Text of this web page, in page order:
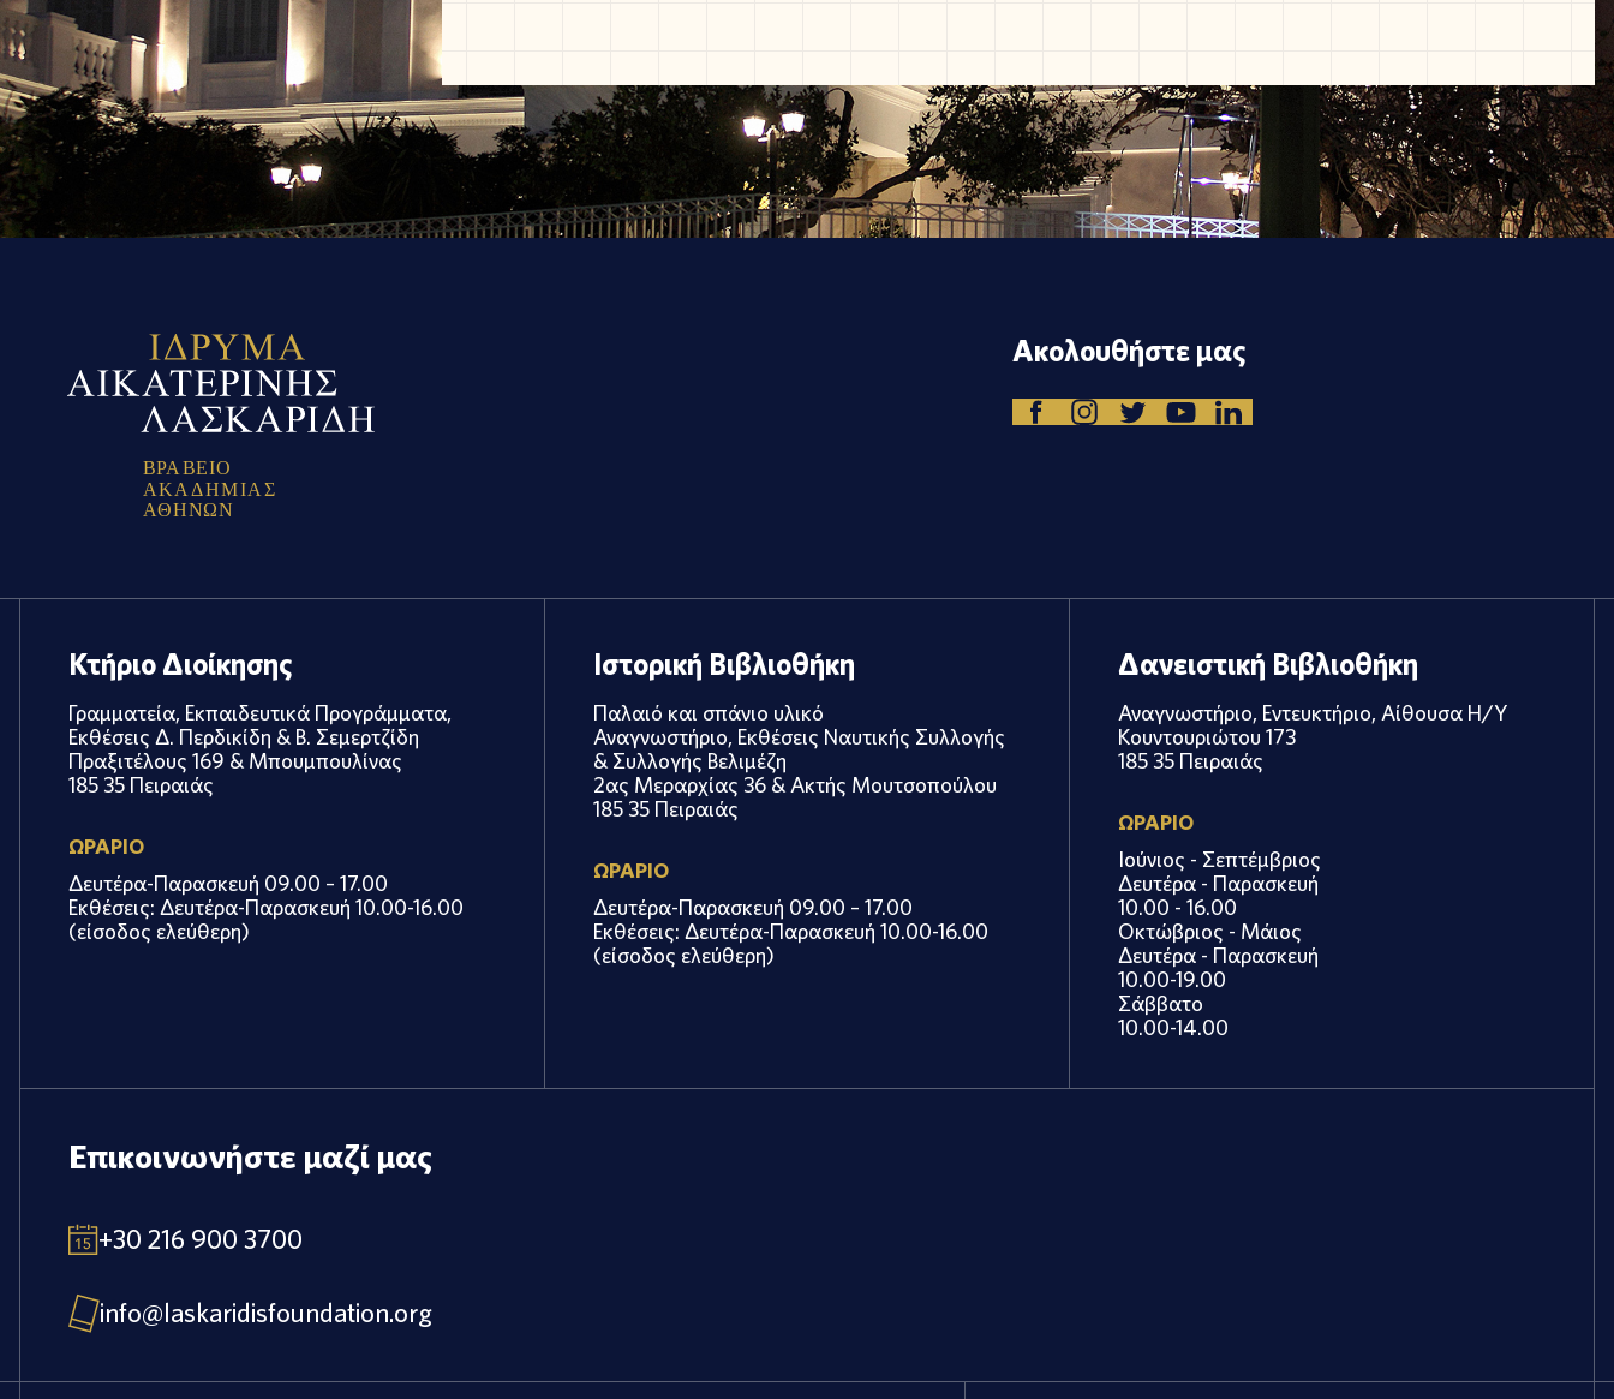
ΒΡΑ ΒΕΙΟ
ΑΚΑ ΔΗΜΙΑ Σ
ΑΘΗΝΩΝ
Ακολουθήστε μας
Κτήριο Διοίκησης
Γραμματεία, Εκπαιδευτικά Προγράμματα,
Εκθέσεις Δ. Περδικίδη & Β. Σεμερτζίδη
Πραξιτέλους 169 & Μπουμπουλίνας
185 35 Πειραιάς
ΩΡΑΡΙΟ
Δευτέρα-Παρασκευή 09.00 – 17.00
Εκθέσεις: Δευτέρα-Παρασκευή 10.00-16.00
(είσοδος ελεύθερη)
Ιστορική Βιβλιοθήκη
Παλαιό και σπάνιο υλικό
Αναγνωστήριο, Εκθέσεις Ναυτικής Συλλογής
& Συλλογής Βελιμέζη
2ας Μεραρχίας 36 & Ακτής Μουτσοπούλου
185 35 Πειραιάς
ΩΡΑΡΙΟ
Δευτέρα-Παρασκευή 09.00 – 17.00
Εκθέσεις: Δευτέρα-Παρασκευή 10.00-16.00
(είσοδος ελεύθερη)
Δανειστική Βιβλιοθήκη
Αναγνωστήριο, Εντευκτήριο, Αίθουσα Η/Υ
Κουντουριώτου 173
185 35 Πειραιάς
ΩΡΑΡΙΟ
Ιούνιος - Σεπτέμβριος
Δευτέρα - Παρασκευή
10.00 - 16.00
Οκτώβριος - Μάιος
Δευτέρα - Παρασκευή
10.00-19.00
Σάββατο
10.00-14.00
Επικοινωνήστε μαζί μας
+30 216 900 3700
info@laskaridisfoundation.org